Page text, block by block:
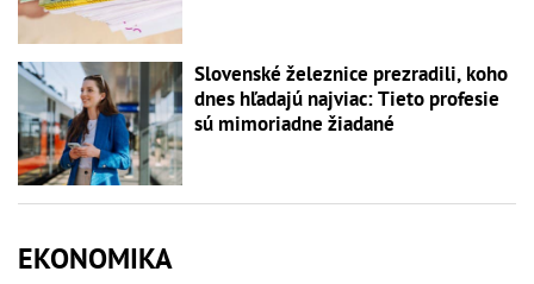
Slovenské železnice prezradili, koho
dnes hľadajú najviac: Tieto profesie
sú mimoriadne žiadané
EKONOMIKA